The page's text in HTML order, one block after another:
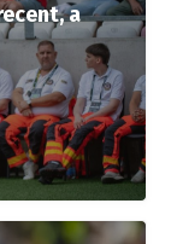
a